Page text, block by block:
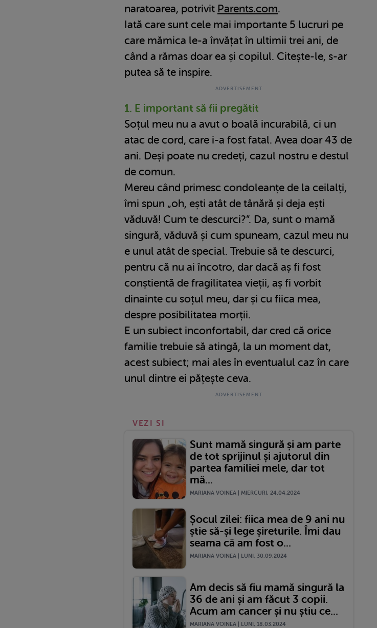
naratoarea, potrivit Parents.com.
Iată care sunt cele mai importante 5 lucruri pe
care mămica le-a învățat în ultimii trei ani, de
când a rămas doar ea și copilul. Citește-le, s-ar
putea să te inspire.
1. E important să fii pregătit
Soțul meu nu a avut o boală incurabilă, ci un
atac de cord, care i-a fost fatal. Avea doar 43 de
ani. Deși poate nu credeți, cazul nostru e destul
de comun.
Mereu când primesc condoleanțe de la ceilalți,
îmi spun „oh, ești atât de tânără și deja ești
văduvă! Cum te descurci?”. Da, sunt o mamă
singură, văduvă și cum spuneam, cazul meu nu
e unul atât de special. Trebuie să te descurci,
pentru că nu ai încotro, dar dacă aș fi fost
conștientă de fragilitatea vieții, aș fi vorbit
dinainte cu soțul meu, dar și cu fiica mea,
despre posibilitatea morții.
E un subiect inconfortabil, dar cred că orice
familie trebuie să atingă, la un moment dat,
acest subiect; mai ales în eventualul caz în care
unul dintre ei pățește ceva.
VEZI SI
Sunt mamă singură și am parte
de tot sprijinul și ajutorul din
partea familiei mele, dar tot
mă...
MARIANA VOINEA | MIERCURI, 24.04.2024
Șocul zilei: fiica mea de 9 ani nu
știe să-și lege șireturile. Îmi dau
seama că am fost o...
MARIANA VOINEA | LUNI, 30.09.2024
Am decis să fiu mamă singură la
36 de ani și am făcut 3 copii.
Acum am cancer și nu știu ce...
MARIANA VOINEA | LUNI, 18.03.2024